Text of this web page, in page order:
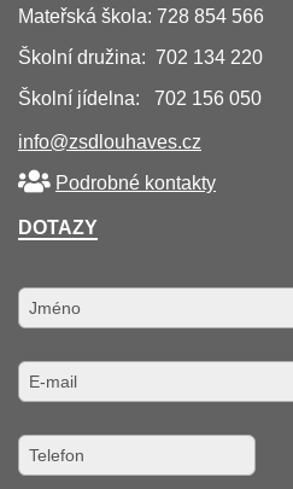
Mateřská škola: 728 854 566
Školní družina: 702 134 220
Školní jídelna: 702 156 050
info@zsdlouhaves.cz
Podrobné kontakty
DOTAZY